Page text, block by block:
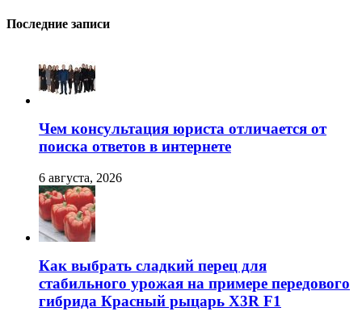
Последние записи
Чем консультация юриста отличается от
поиска ответов в интернете
6 августа, 2026
Как выбрать сладкий перец для
стабильного урожая на примере передового
гибрида Красный рыцарь X3R F1